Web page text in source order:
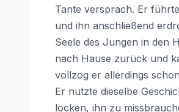
Tante versprach. Er
und ihn anschließend
Seele des Jungen in den
nach Hause zurück und
vollzog er allerdings
Er nutzte dieselbe
locken, ihn zu